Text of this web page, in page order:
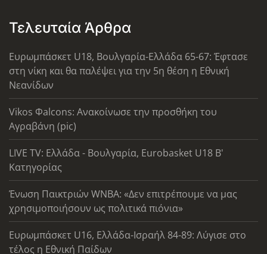
Τελευταία Άρθρα
Ευρωμπάσκετ U18, Βουλγαρία-Ελλάδα 65-67: Έφτασε
στη νίκη και θα παλέψει για την 5η θέση η Εθνική
Νεανίδων
Vikos Φalcons: Ανακοίνωσε την προσθήκη του
Αγραβάνη (pic)
LIVE TV: Ελλάδα - Βουλγαρία, Eurobasket U18 Β'
Κατηγορίας
Ένωση Παικτριών WNBA: «Δεν επιτρέπουμε να μας
χρησιμοποιήσουν ως πολιτικά πιόνια»
Ευρωμπάσκετ U16, Ελλάδα-Ισραήλ 84-89: Λύγισε στο
τέλος η Εθνική Παίδων